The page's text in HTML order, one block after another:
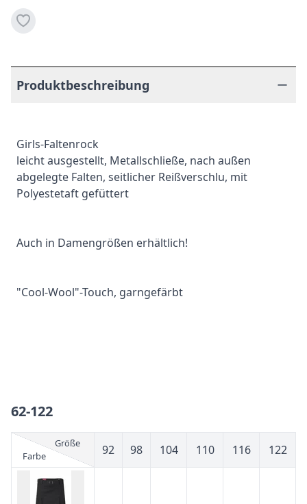
Produktbeschreibung
Girls-Faltenrock
leicht ausgestellt, Metallschließe, nach außen
abgelegte Falten, seitlicher Reißverschlu, mit
Polyestetaft gefüttert
Auch in Damengrößen erhältlich!
"Cool-Wool"-Touch, garngefärbt
62-122
Größe
Farbe
92 98 104 110 116 122